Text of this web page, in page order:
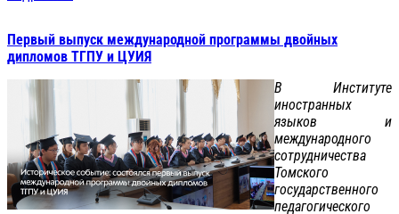
Первый выпуск международной программы двойных
дипломов ТГПУ и ЦУИЯ
В Институте
иностранных
языков и
международного
сотрудничества
Томского
государственного
педагогического